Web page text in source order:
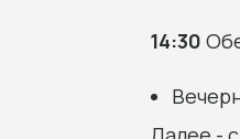
14:30